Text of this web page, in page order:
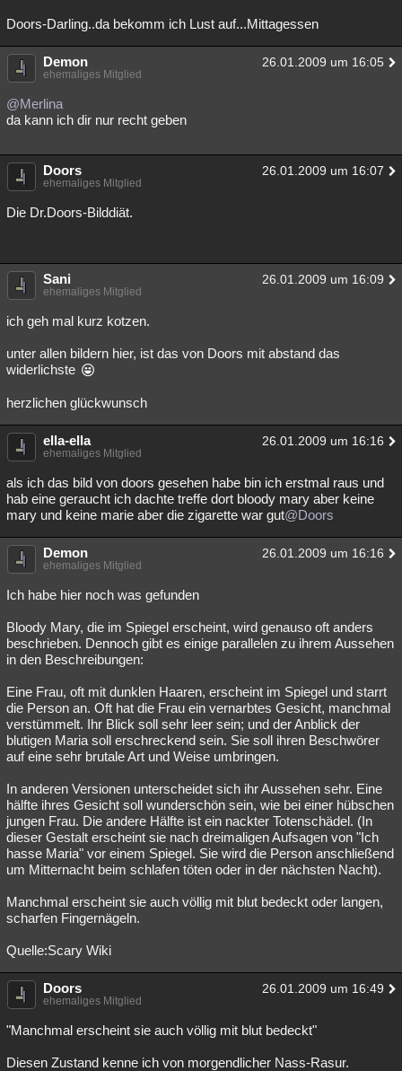
Doors-Darling..da bekomm ich Lust auf...Mittagessen
Demon 26.01.2009 um 16:05
ehemaliges Mitglied
@Merlina
da kann ich dir nur recht geben
Doors 26.01.2009 um 16:07
ehemaliges Mitglied
Die Dr.Doors-Bilddiät.
Sani 26.01.2009 um 16:09
ehemaliges Mitglied
ich geh mal kurz kotzen.
unter allen bildern hier, ist das von Doors mit abstand das
widerlichste
herzlichen glückwunsch
ella-ella 26.01.2009 um 16:16
ehemaliges Mitglied
als ich das bild von doors gesehen habe bin ich erstmal raus und
hab eine geraucht ich dachte treffe dort bloody mary aber keine
mary und keine marie aber die zigarette war gut@Doors
Demon 26.01.2009 um 16:16
ehemaliges Mitglied
Ich habe hier noch was gefunden
Bloody Mary, die im Spiegel erscheint, wird genauso oft anders
beschrieben. Dennoch gibt es einige parallelen zu ihrem Aussehen
in den Beschreibungen:
Eine Frau, oft mit dunklen Haaren, erscheint im Spiegel und starrt
die Person an. Oft hat die Frau ein vernarbtes Gesicht, manchmal
verstümmelt. Ihr Blick soll sehr leer sein; und der Anblick der
blutigen Maria soll erschreckend sein. Sie soll ihren Beschwörer
auf eine sehr brutale Art und Weise umbringen.
In anderen Versionen unterscheidet sich ihr Aussehen sehr. Eine
hälfte ihres Gesicht soll wunderschön sein, wie bei einer hübschen
jungen Frau. Die andere Hälfte ist ein nackter Totenschädel. (In
dieser Gestalt erscheint sie nach dreimaligen Aufsagen von "Ich
hasse Maria" vor einem Spiegel. Sie wird die Person anschließend
um Mitternacht beim schlafen töten oder in der nächsten Nacht).
Manchmal erscheint sie auch völlig mit blut bedeckt oder langen,
scharfen Fingernägeln.
Quelle:Scary Wiki
Doors 26.01.2009 um 16:49
ehemaliges Mitglied
"Manchmal erscheint sie auch völlig mit blut bedeckt"
Diesen Zustand kenne ich von morgendlicher Nass-Rasur.